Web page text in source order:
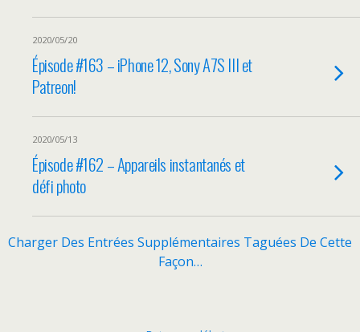
2020/05/20
Épisode #163 – iPhone 12, Sony A7S III et
Patreon!
2020/05/13
Épisode #162 – Appareils instantanés et
défi photo
Charger Des Entrées Supplémentaires Taguées De Cette
Façon…